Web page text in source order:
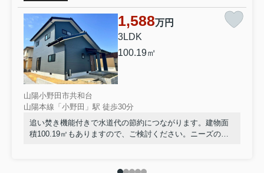
1,588万円
3LDK
100.19㎡
山陽小野田市共和台
山陽本線「小野田」駅 徒歩30分
追い焚き機能付きで水道代の節約につながります。建物面
積100.19㎡もありますので、ご検討ください。ニーズの高
ています。当社では数多くの不動産を取り扱っております